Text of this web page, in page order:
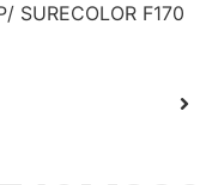
SURECOLOR F170